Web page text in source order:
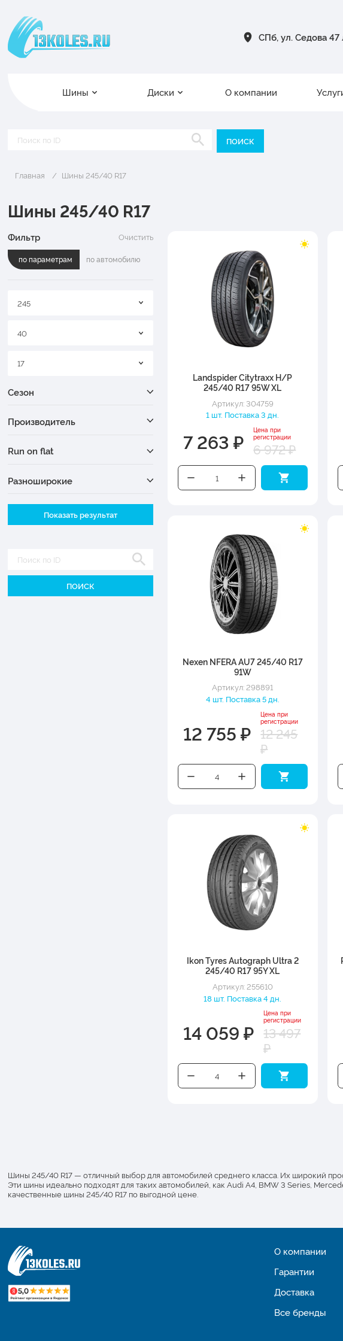
СПб, ул. Седова 47
Шины Диски О компании
Главная Шины 245/40 R17
Шины 245/40 R17
Фильтр Очистить
по параметрам по автомобилю
245
40
17
Сезон
Производитель
Run on flat
Разноширокие
Ширина
Диаметр
Показать результат
Landspider Citytraxx H/P
245/40 R17 95W XL
Артикул: 304759
1 шт. Поставка 3 дн.
7 263 ₽
Цена при
регистрации
6 972 ₽
Nexen NFERA AU7 245/40 R17
91W
Артикул: 298891
4 шт. Поставка 5 дн.
12 755 ₽
Цена при
регистрации
12 245
₽
Ikon Tyres Autograph Ultra 2
245/40 R17 95Y XL
Артикул: 255610
18 шт. Поставка 4 дн.
14 059 ₽
Цена при
регистрации
13 497
₽
Шины 245/40 R17 — отличный выбор для автомобилей среднего класса. Их широкий
Эти шины идеально подходят для таких автомобилей, как Audi A4, BMW 3 Series,
качественные шины 245/40 R17 по выгодной цене.
О компании
Гарантии
Доставка
Все бренды